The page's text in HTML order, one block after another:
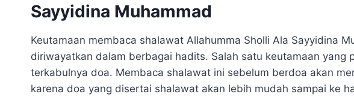
Sayyidina Muhammad
Keutamaan membaca shalawat Allahumma Sholli Ala Sayyidina
diriwayatkan dalam berbagai hadits. Salah satu keutamaan yang
terkabulnya doa. Membaca shalawat ini sebelum berdoa akan
karena doa yang disertai shalawat akan lebih mudah sampai ke